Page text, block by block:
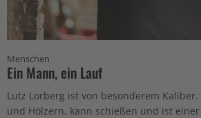
Menschen
Ein Mann, ein Lauf
Lutz Lorberg ist von besonderem
und Hölzern, kann schießen und ist